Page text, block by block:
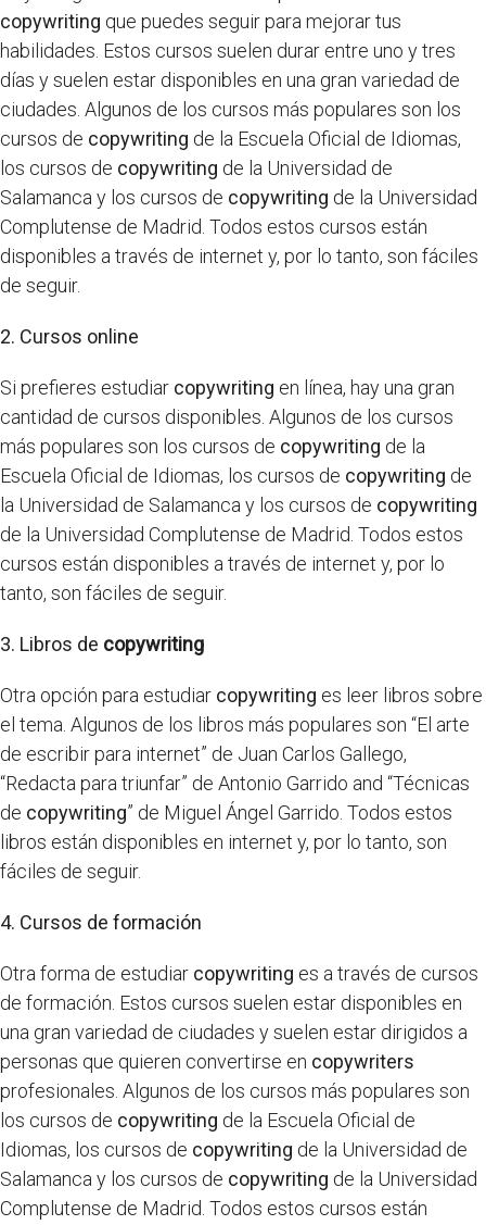
copywriting que puedes seguir para mejorar tus
habilidades. Estos cursos suelen durar entre uno y tres
días y suelen estar disponibles en una gran variedad de
ciudades. Algunos de los cursos más populares son los
cursos de copywriting de la Escuela Oficial de Idiomas,
los cursos de copywriting de la Universidad de
Salamanca y los cursos de copywriting de la Universidad
Complutense de Madrid. Todos estos cursos están
disponibles a través de internet y, por lo tanto, son fáciles
de seguir.
2. Cursos online
Si prefieres estudiar copywriting en línea, hay una gran
cantidad de cursos disponibles. Algunos de los cursos
más populares son los cursos de copywriting de la
Escuela Oficial de Idiomas, los cursos de copywriting de
la Universidad de Salamanca y los cursos de copywriting
de la Universidad Complutense de Madrid. Todos estos
cursos están disponibles a través de internet y, por lo
tanto, son fáciles de seguir.
3. Libros de copywriting
Otra opción para estudiar copywriting es leer libros sobre
el tema. Algunos de los libros más populares son “El arte
de escribir para internet” de Juan Carlos Gallego,
“Redacta para triunfar” de Antonio Garrido and “Técnicas
de copywriting” de Miguel Ángel Garrido. Todos estos
libros están disponibles en internet y, por lo tanto, son
fáciles de seguir.
4. Cursos de formación
Otra forma de estudiar copywriting es a través de cursos
de formación. Estos cursos suelen estar disponibles en
una gran variedad de ciudades y suelen estar dirigidos a
personas que quieren convertirse en copywriters
profesionales. Algunos de los cursos más populares son
los cursos de copywriting de la Escuela Oficial de
Idiomas, los cursos de copywriting de la Universidad de
Salamanca y los cursos de copywriting de la Universidad
Complutense de Madrid. Todos estos cursos están